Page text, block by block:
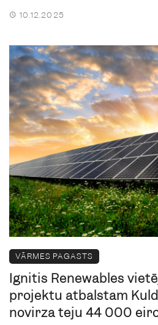
10.12.2025
VĀRMES PAGASTS
Ignitis Renewables
projektu atbalstam
novirza teju 44 000